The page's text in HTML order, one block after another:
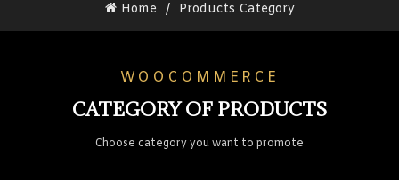
Home Products Category
WOOCOMMERCE
CATEGORY OF PRODUCTS
Choose category you want to promote